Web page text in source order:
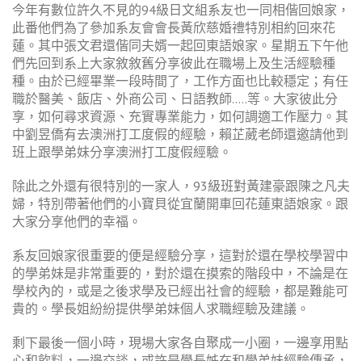
今年有數位許久不見的94級日文組系友也一同相偕回娘家，
此番他們為了參加系友會會長黃欣慈婚禮特別相約回來花
蓮。其中張文君還偕同夫婿一起回東語娘家。星期五下午他
們先回到系上大家敘敘舊分享彼此在職場上及生活經驗種
種。由於已經畢業一段時間了，工作方面也比較穩定；有任
職於醫美、飯店、外商公司、日語教師…..等。大家彼此分
享，如何尋求資源、充實專業能力，如何調適工作壓力。其
中劉昱僑有去澳洲打工度假的經驗，賴芷葳老師還邀請他到
班上跟學弟妹分享澳洲打工度假經驗。
除此之外還有很特別的一家人，93級班對黃建豪跟陳之凡夫
婦，特別帶著他們的小寶貝從宜蘭開車回花蓮東語娘家。跟
大家分享他們的幸福。
系友回娘家很重要的便是經驗分享，這對於還在學校學習中
的學弟妹是非常重要的，對於還在摸索的階段中，不論是在
學校內的，或是之後求學及已經出社會的經驗，都是難能可
貴的。學長姐紛紛提供學弟妹個人求職經驗及建議。
剩下最後一個小時，現場大家各自聚成一小圈，一邊享用點